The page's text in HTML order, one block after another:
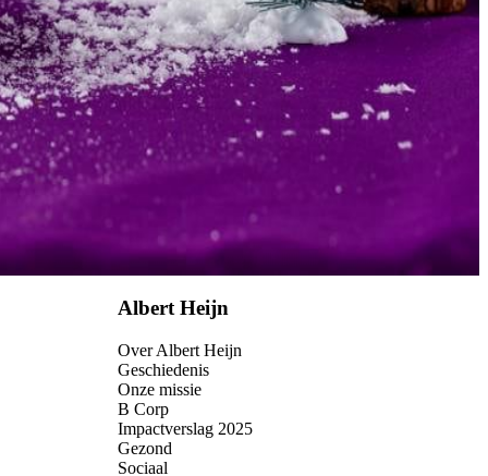
erg! Versier ze met een beetje room of extra fruit.
Albert Heijn
Over Albert Heijn
Geschiedenis
Onze missie
B Corp
Impactverslag 2025
Gezond
Sociaal